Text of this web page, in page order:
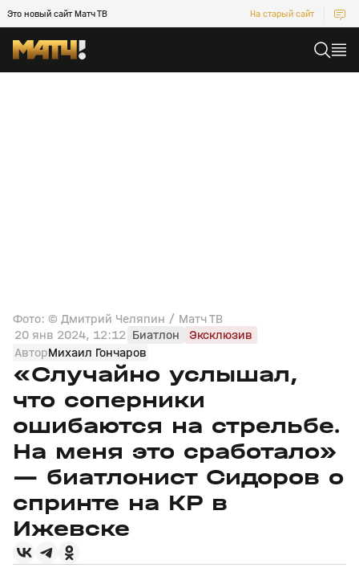
Это новый сайт Матч ТВ На старый сайт
Фото: © Дмитрий Челяпин / Матч ТВ
20 янв 2024, 12:12 Биатлон
Эксклюзив
АвторМихаил Гончаров
«Случайно услышал,
что соперники
ошибаются на стрельбе.
На меня это сработало»
— биатлонист Сидоров о
спринте на КР в
Ижевске